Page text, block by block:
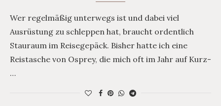
Wer regelmäßig unterwegs ist und dabei viel
Ausrüstung zu schleppen hat, braucht ordentlich
Stauraum im Reisegepäck. Bisher hatte ich eine
Reistasche von Osprey, die mich oft im Jahr auf Kurz-
…